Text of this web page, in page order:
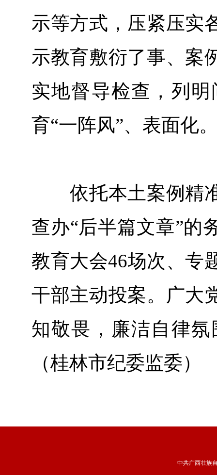
示等方式，压紧压实
示教育敷衍了事、案
实地督导检查，列
育“一阵风”、表面化
依托本土案例精准
查办“后半篇文章”的
教育大会46场次、专
干部主动投案。广大
知敬畏，廉洁自律
（桂林市纪委监委）
中共广西壮族